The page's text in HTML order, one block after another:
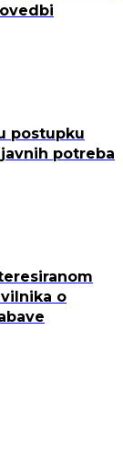
postupku
potreba
o